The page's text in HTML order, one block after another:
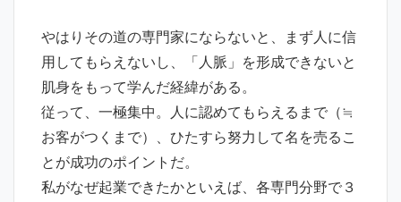
やはりその道の専門家にならないと、まず人に信
用してもらえないし、「人脈」を形成できないと
肌身をもって学んだ経緯がある。
従って、一極集中。人に認めてもらえるまで（≒
お客がつくまで）、ひたすら努力して名を売るこ
とが成功のポイントだ。
私がなぜ起業できたかといえば、各専門分野で３